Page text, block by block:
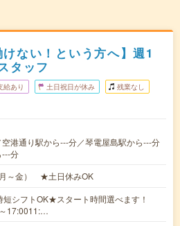
けない！という方へ】週1
タッフ
給あり 土日祝日が休み 残業なし
港通り駅から---分／琴電屋島駅から---分
---分
～金） ★土日休みOK
シフトOK★スタート時間選べます！
17:0011:…